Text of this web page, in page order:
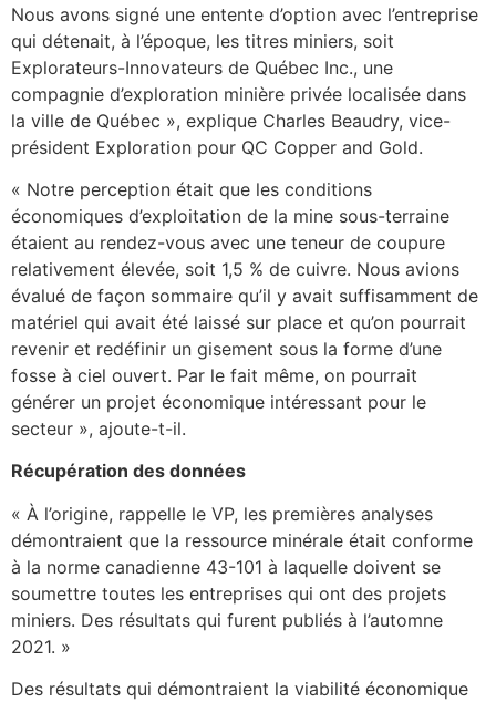
Nous avons signé une entente d’option avec l’entreprise
qui détenait, à l’époque, les titres miniers, soit
Explorateurs-Innovateurs de Québec Inc., une
compagnie d’exploration minière privée localisée dans
la ville de Québec », explique Charles Beaudry, vice-
président Exploration pour QC Copper and Gold.
« Notre perception était que les conditions
économiques d’exploitation de la mine sous-terraine
étaient au rendez-vous avec une teneur de coupure
relativement élevée, soit 1,5 % de cuivre. Nous avions
évalué de façon sommaire qu’il y avait suffisamment de
matériel qui avait été laissé sur place et qu’on pourrait
revenir et redéfinir un gisement sous la forme d’une
fosse à ciel ouvert. Par le fait même, on pourrait
générer un projet économique intéressant pour le
secteur », ajoute-t-il.
Récupération des données
« À l’origine, rappelle le VP, les premières analyses
démontraient que la ressource minérale était conforme
à la norme canadienne 43-101 à laquelle doivent se
soumettre toutes les entreprises qui ont des projets
miniers. Des résultats qui furent publiés à l’automne
2021. »
Des résultats qui démontraient la viabilité économique